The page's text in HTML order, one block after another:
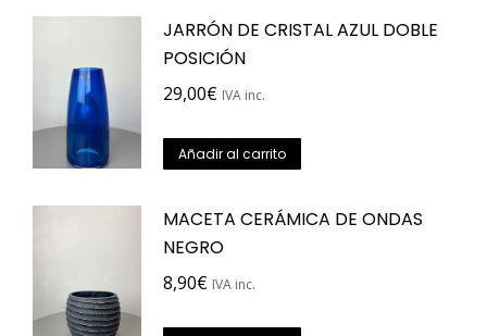
JARRÓN DE CRISTAL AZUL DOBLE
POSICIÓN
29,00€ IVA inc.
Añadir al carrito
MACETA CERÁMICA DE ONDAS
NEGRO
8,90€ IVA inc.